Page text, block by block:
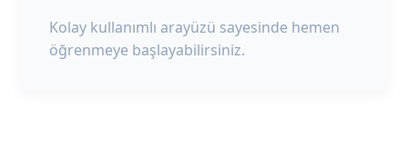
Kolay kullanımlı arayüzü sayesinde hemen
öğrenmeye başlayabilirsiniz.